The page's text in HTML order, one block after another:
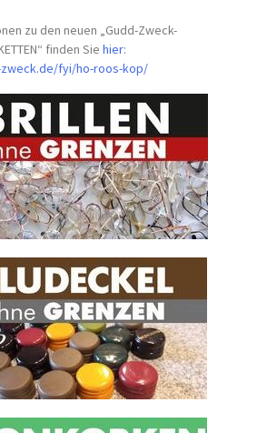
zu den neuen „Gudd-Zweck-
finden Siehier:
fyi/ho-roos-kop/